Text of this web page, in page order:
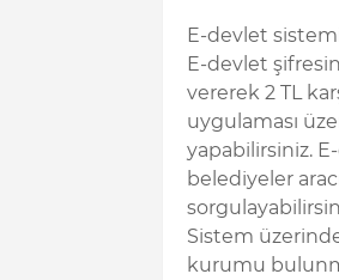
E-devlet
E-devlet
vererek 2 TL
uygulaması
yapabilirsiniz.
belediyeler
Sistem
kurumu